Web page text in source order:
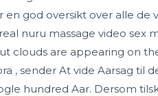
en god oversikt over alle
nuru massage video sex
clouds are appearing on
, sender At vide Aarsag
hundred Aar. Dersom